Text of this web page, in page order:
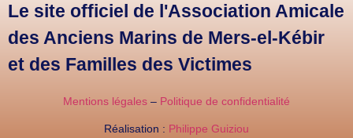
Le site officiel de l'Association Amicale
des Anciens Marins de Mers-el-Kébir
et des Familles des Victimes
Mentions légales – Politique de confidentialité
Réalisation : Philippe Guiziou